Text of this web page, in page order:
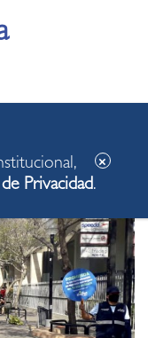
Privacidad.